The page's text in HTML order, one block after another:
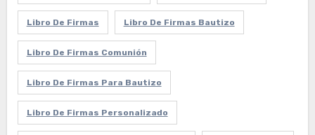
Libro De Firmas Libro De Firmas Bautizo
Libro De Firmas Comunión
Libro De Firmas Para Bautizo
Libro De Firmas Personalizado